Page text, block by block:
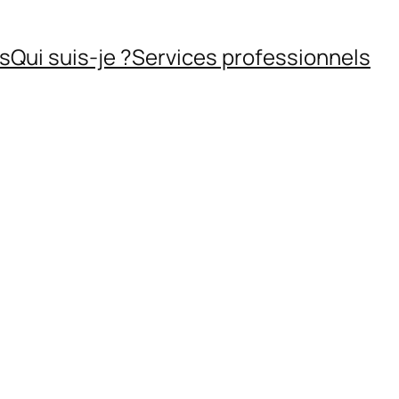
Qui suis-je ?Services professionnels